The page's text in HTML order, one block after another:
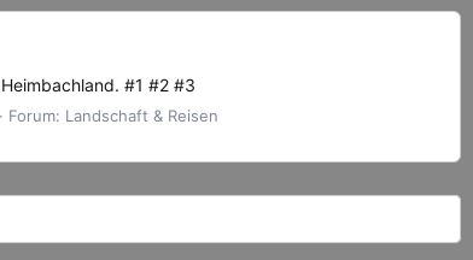
#1 #2 #3
Forum: Landschaft & Reisen